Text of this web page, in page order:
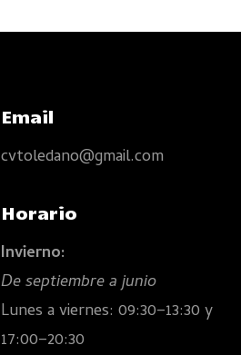
Email
cvtoledano@gmail.com
Horario
Invierno:
De septiembre a junio
Lunes a viernes: 09:30–13:30 y
17:00–20:30